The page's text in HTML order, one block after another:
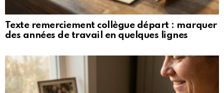
Texte remerciement collègue départ : marquer
des années de travail en quelques lignes